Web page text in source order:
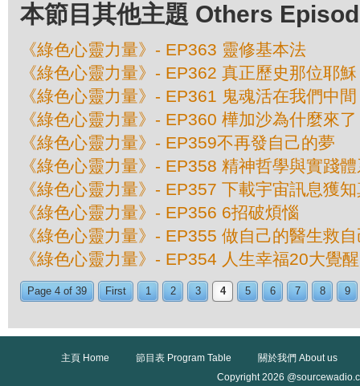
本節目其他主題 Others
《綠色心靈力量》- EP363 靈修基本法
《綠色心靈力量》- EP362 真正歷史那位耶穌
《綠色心靈力量》- EP361 鬼魂活在我們中間
《綠色心靈力量》- EP360 樺加沙為什麼來
《綠色心靈力量》- EP359不再發自己的夢
《綠色心靈力量》- EP358 精神哲學與實踐
《綠色心靈力量》- EP357 下載宇宙訊息獲
《綠色心靈力量》- EP356 6招破煩惱
《綠色心靈力量》- EP355 做自己的醫生救
《綠色心靈力量》- EP354 人生幸福20大覺醒
Page 4 of 39 First 1 2 3 4 5 6 7 8 9
主頁 Home 節目表 Program Table
關於我們 About us
Copyright 2026